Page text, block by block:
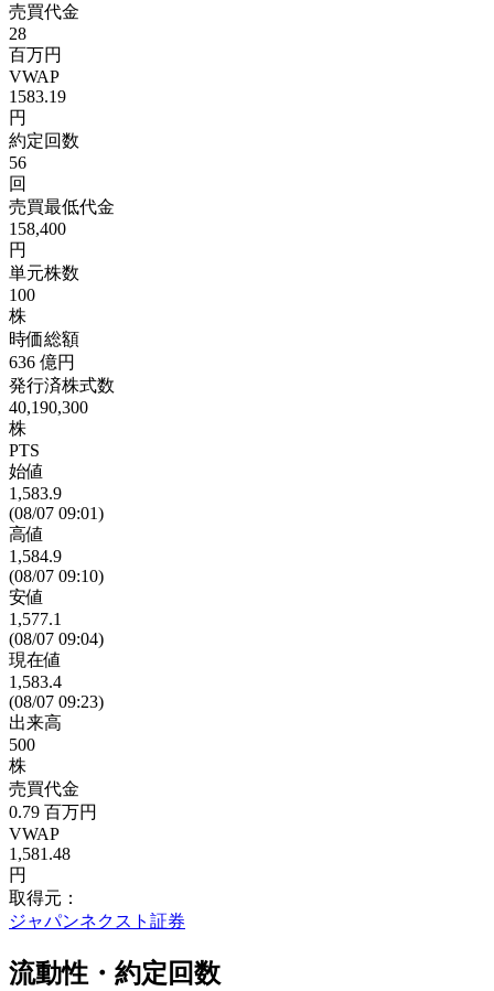
売買代金
28
百万円
VWAP
1583.19
円
約定回数
56
回
売買最低代金
158,400
円
単元株数
100
株
時価総額
636 億円
発行済株式数
40,190,300
株
PTS
始値
1,583.9
(08/07 09:01)
高値
1,584.9
(08/07 09:10)
安値
1,577.1
(08/07 09:04)
現在値
1,583.4
(08/07 09:23)
出来高
500
株
売買代金
0.79 百万円
VWAP
1,581.48
円
取得元：
ジャパンネクスト証券
流動性・約定回数